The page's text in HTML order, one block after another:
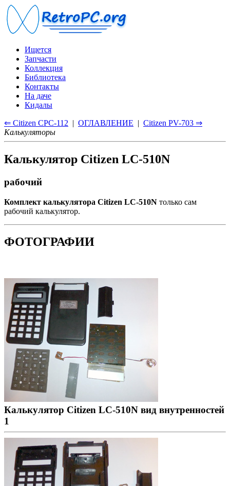
Ищется
Запчасти
Коллекция
Библиотека
Контакты
На даче
Кидалы
⇐ Citizen CPC-112 | ОГЛАВЛЕНИЕ | Citizen PV-703 ⇒
Калькуляторы
Калькулятор Citizen LC-510N
рабочий
Комплект калькулятора Citizen LC-510N только сам
рабочий калькулятор.
ФОТОГРАФИИ
Калькулятор Citizen LC-510N вид внутренностей
1